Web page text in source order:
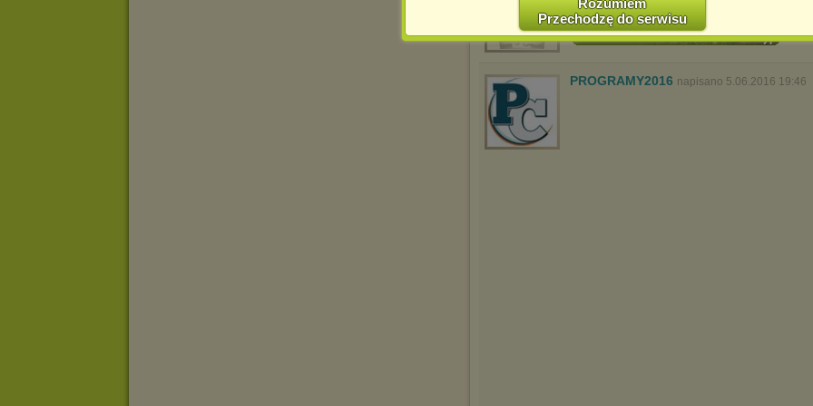
Jednocześnie informujemy że zmiana ustawień przeglądarki może
spowodować ograniczenie korzystania ze strony Chomikuj.pl.
prosimy o opuszczenie serwisu chomikuj.pl.
Wykorzystanie plików cookies
(dostosowanie reklam do Twoich potrzeb, analiza skuteczności działań
marketingowych).
Rozumiem
Przechodzę do serwisu
PROGRAMY2016 napisano 5.06.2016 19:46